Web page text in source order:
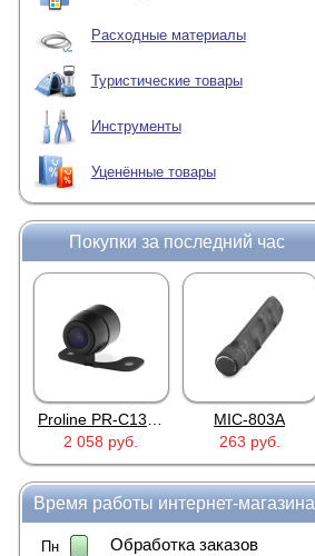
Расходные материалы
Туристические товары
Инструменты
Уценённые товары
Покупки за последний час
Proline PR-C1335
2 058 руб.
MIC-803A
263 руб.
Время работы интернет-магазина
Пн
Обработка заказов